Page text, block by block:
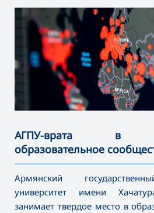
АГПУ-врата в
образовательное
Армянский
университет имени
занимает твердое место в